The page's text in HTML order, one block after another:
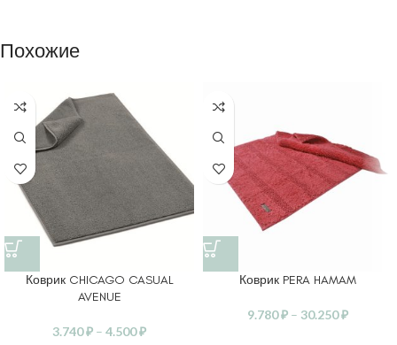
Похожие
Коврик CHICAGO CASUAL
AVENUE
3.740₽ – 4.500₽
Коврик PERA HAMAM
9.780₽ – 30.250₽